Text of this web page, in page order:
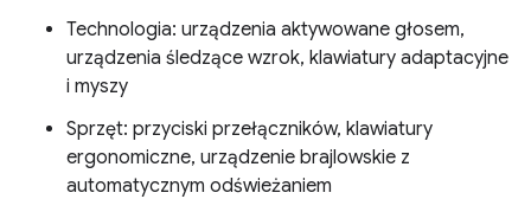
Technologia: urządzenia aktywowane głosem,
urządzenia śledzące wzrok, klawiatury adaptacyjne
i myszy
Sprzęt: przyciski przełączników, klawiatury
ergonomiczne, urządzenie brajlowskie z
automatycznym odświeżaniem